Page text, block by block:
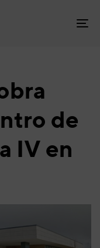
de
IV en